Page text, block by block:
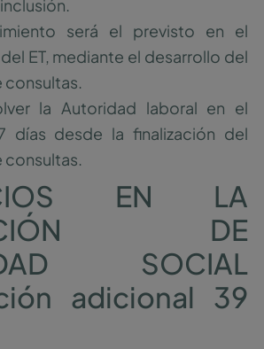
será el previsto en el
ET, mediante el desarrollo del
la Autoridad laboral en el
días desde la finalización del
EN LA
DE
SOCIAL
adicional 39